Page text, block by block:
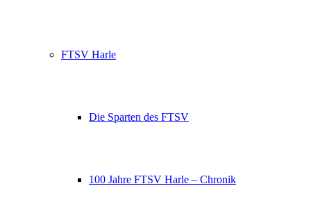
FTSV Harle
Die Sparten des FTSV
100 Jahre FTSV Harle – Chronik